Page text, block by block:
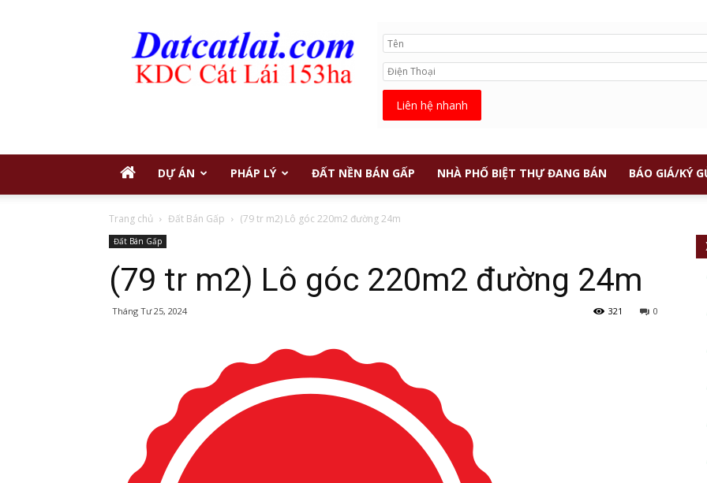
Đất
Nền
Cát
Lái
Liên hệ nhanh
DỰ ÁN PHÁP LÝ ĐẤT NỀN BÁN GẤP NHÀ PHỐ BIỆT THỰ ĐANG BÁN BÁO GIÁ/KÝ
Trang chủ Đất Bán Gấp (79 tr m2) Lô góc 220m2 đường 24m
Đất Bán Gấp
(79 tr m2) Lô góc 220m2 đường 24m
Tháng Tư 25, 2024 0
321